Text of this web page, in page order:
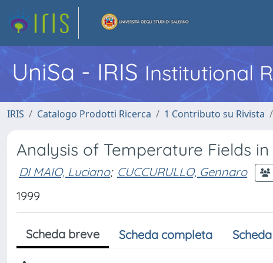
UniSa - IRIS Institutional
IRIS Catalogo Prodotti Ricerca 1 Contributo su Rivista
Analysis of Temperature Fields
DI MAIO, Luciano; CUCCURULLO, Gennaro
1999
Scheda breve Scheda completa